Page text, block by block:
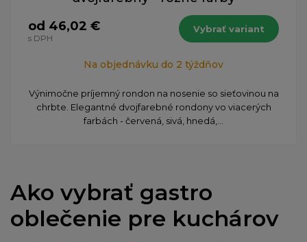
od 46,02 €
s DPH
Vybrať variant
Na objednávku do 2 týždňov
Výnimočne príjemný rondon na nosenie so sieťovinou na
chrbte. Elegantné dvojfarebné rondony vo viacerých
farbách - červená, sivá, hnedá,...
Ako vybrať gastro
oblečenie pre kuchárov